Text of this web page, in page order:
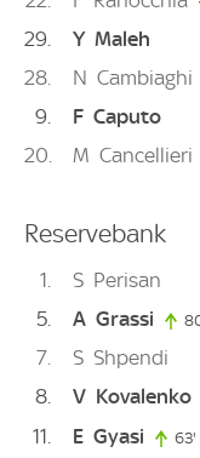
29 Y Maleh
28
N Cambiaghi
9 F Caputo
20
M Cancellieri
Reservebank
1 S Perisan
5
A Grassi
7 S Shpendi
8
V Kovalenko
11 E Gyasi 63'